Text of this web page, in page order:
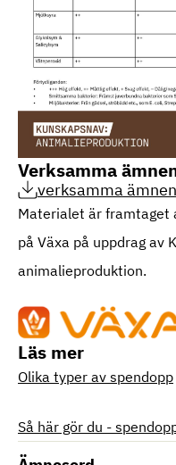
Verksamma
verksamma
Materialet är framtaget
på Växa på uppdrag av
animalieproduktion.
Läs mer
Olika typer av spendopp
Så här gör du -